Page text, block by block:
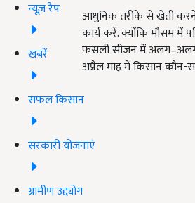
न्यूज़ रैप
खबरें
सफल किसान
सरकारी योजनाएं
ग्रामीण उद्द्योग
आधुनिक तरीके से खेती करने
कार्य करें. क्योंकि मौसम में
फ़सली सीजन में अलग–अलग
अप्रैल माह में किसान कौन-